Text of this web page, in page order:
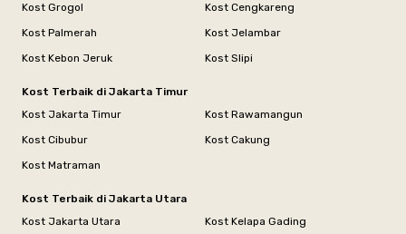
Kost Grogol
Kost Cengkareng
Kost Palmerah
Kost Jelambar
Kost Kebon Jeruk
Kost Slipi
Kost Terbaik di Jakarta Timur
Kost Jakarta Timur
Kost Rawamangun
Kost Cibubur
Kost Cakung
Kost Matraman
Kost Terbaik di Jakarta Utara
Kost Jakarta Utara
Kost Kelapa Gading